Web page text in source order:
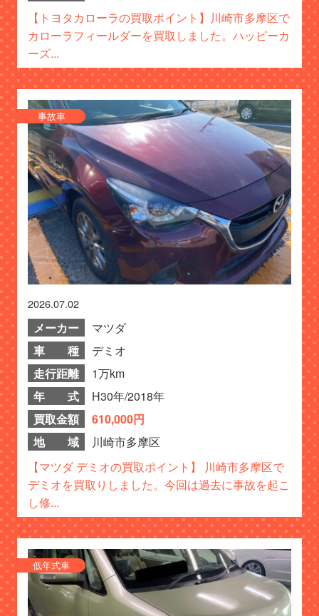
【トヨタカローラの買取ポイント】川崎市多摩区で
カローラフィールダーを買取しました。ハッピーカ
ーズ...
事故車
2026.07.02
メーカー
マツダ
車 種
デミオ
走行距離
1万km
年 式
H30年/2018年
買取金額
610,000円
地 域
川崎市多摩区
【マツダ デミオの買取ポイント】 川崎市多摩区で
デミオを買取りしました。今回は過去に事故を起こ
し修...
低年式車